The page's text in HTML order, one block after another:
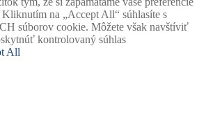
Kliknutím na „Accept All“ súhlasíte s
súborov cookie. Môžete však navštíviť
kontrolovaný súhlas
All